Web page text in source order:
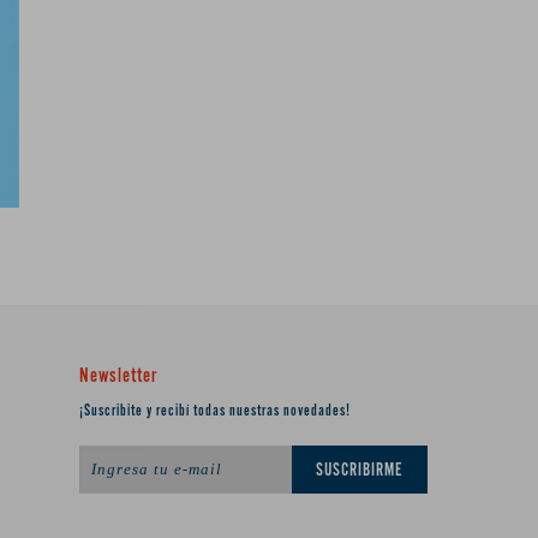
Newsletter
¡Suscribite y recibí todas nuestras novedades!
SUSCRIBIRME